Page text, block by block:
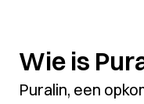
Wie is
Puralin, een